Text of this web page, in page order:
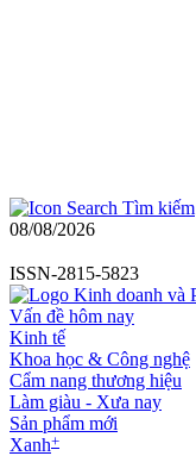
Tìm kiếm
08/08/2026
ISSN-2815-5823
Vấn đề hôm nay
Kinh tế
Khoa học & Công nghệ
Cẩm nang thương hiệu
Làm giàu - Xưa nay
Sản phẩm mới
Xanh+